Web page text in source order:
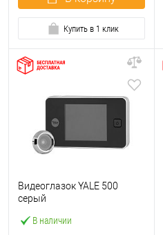
Купить в 1 клик
В наличии
Видеоглазок YALE 500
серый